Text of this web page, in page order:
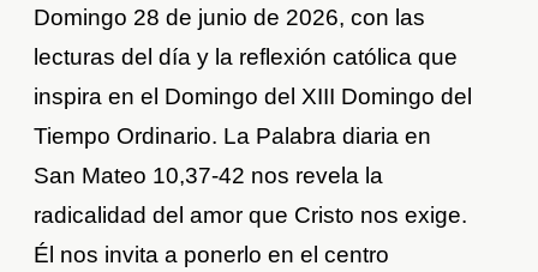
Domingo 28 de junio de 2026, con las
lecturas del día y la reflexión católica que
inspira en el Domingo del XIII Domingo del
Tiempo Ordinario. La Palabra diaria en
San Mateo 10,37-42 nos revela la
radicalidad del amor que Cristo nos exige.
Él nos invita a ponerlo en el centro